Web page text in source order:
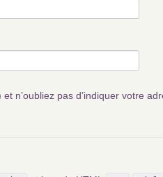
n’oubliez pas d’indiquer votre